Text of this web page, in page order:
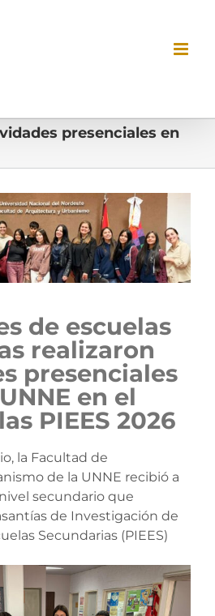
presenciales en
de escuelas
realizaron
presenciales
en el
PIEES 2026
la Facultad de
de la UNNE recibió a
secundario que
de Investigación de
Secundarias (PIEES)